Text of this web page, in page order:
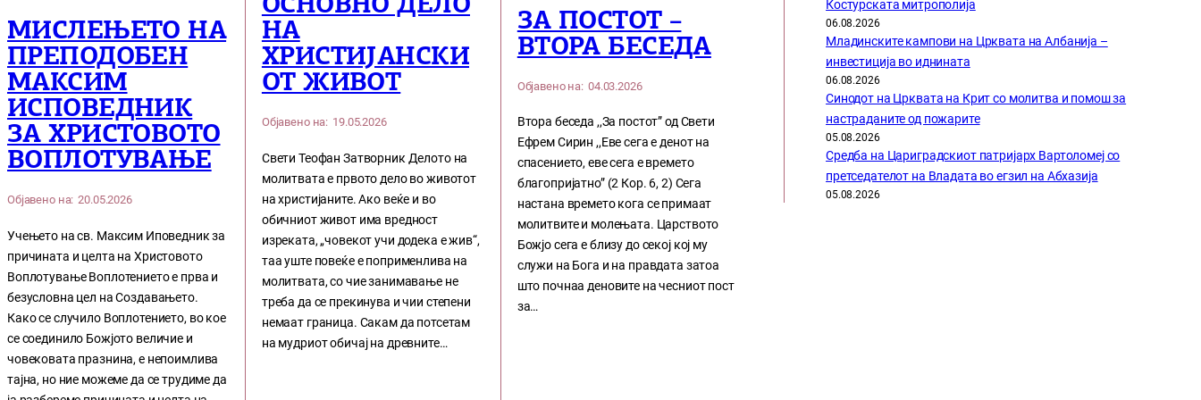
МИСЛЕЊЕТО НА
ПРЕПОДОБЕН
МАКСИМ
ИСПОВЕДНИК
ЗА ХРИСТОВОТО
ВОПЛОТУВАЊЕ
Објавено на: 20.05.2026
Учењето на св. Максим Иповедник за
причината и целта на Христовото
Воплотување Воплотението е прва и
безусловна цел на Создавањето.
Како се случило Воплотението, во кое
се соединило Божјото величие и
човековата празнина, е непоимлива
тајна, но ние можеме да се трудиме да
ОСНОВНО ДЕЛО
НА
ХРИСТИЈАНСКИ
ОТ ЖИВОТ
Објавено на: 19.05.2026
Свети Теофан Затворник Делото на
молитвата е првото дело во животот
на христијаните. Ако веќе и во
обичниот живот има вредност
изреката, „човекот учи додека е жив“,
таа уште повеќе е поприменлива на
молитвата, со чие занимавање не
треба да се прекинува и чии степени
немаат граница. Сакам да потсетам
на мудриот обичај на древните…
ЗА ПОСТОТ –
ВТОРА БЕСЕДА
Објавено на: 04.03.2026
Втора беседа ,,За постот” од Свети
Ефрем Сирин ,,Еве сега е денот на
спасението, еве сега е времето
благопријатно” (2 Кор. 6, 2) Сега
настана времето кога се примаат
молитвите и молењата. Царството
Божјо сега е близу до секој кој му
служи на Бога и на правдата затоа
што почнаа деновите на чесниот пост
за…
Костурската митрополија
06.08.2026
Младинските кампови на Црквата на Албанија –
инвестиција во иднината
06.08.2026
Синодот на Црквата на Крит со молитва и помош за
настраданите од пожарите
05.08.2026
Средба на Цариградскиот патријарх Вартоломеј со
претседателот на Владата во егзил на Абхазија
05.08.2026